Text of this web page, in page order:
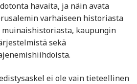
havaita, ja näin avata
varhaiseen historiasta
kaupungin
sekä
ei ole vain tieteellinen